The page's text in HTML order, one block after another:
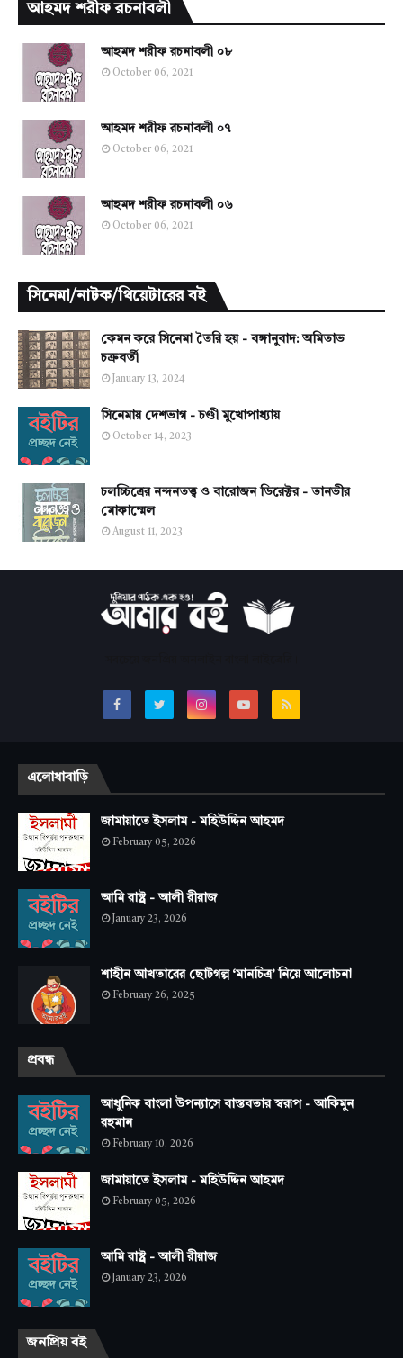
আহমদ শরীফ রচনাবলী
আহমদ শরীফ রচনাবলী ০৮
October 06, 2021
আহমদ শরীফ রচনাবলী ০৭
October 06, 2021
আহমদ শরীফ রচনাবলী ০৬
October 06, 2021
সিনেমা/নাটক/থিয়েটারের বই
কেমন করে সিনেমা তৈরি হয় - বঙ্গানুবাদ: অমিতাভ
চক্রবর্তী
January 13, 2024
সিনেমায় দেশভাগ - চণ্ডী মুখোপাধ্যায়
October 14, 2023
চলচ্চিত্রের নন্দনতত্ত্ব ও বারোজন ডিরেক্টর - তানভীর
মোকাম্মেল
August 11, 2023
এলোধাবাড়ি
জামায়াতে ইসলাম - মহিউদ্দিন আহমদ
February 05, 2026
আমি রাষ্ট্র - আলী রীয়াজ
January 23, 2026
শাহীন আখতারের ছোটগল্প ‘মানচিত্র’ নিয়ে আলোচনা
February 26, 2025
প্রবন্ধ
আধুনিক বাংলা উপন্যাসে বাস্তবতার স্বরূপ - আকিমুন
রহমান
February 10, 2026
জামায়াতে ইসলাম - মহিউদ্দিন আহমদ
February 05, 2026
আমি রাষ্ট্র - আলী রীয়াজ
January 23, 2026
জনপ্রিয় বই